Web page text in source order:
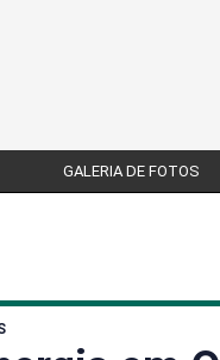
GALERIA DE FOTOS